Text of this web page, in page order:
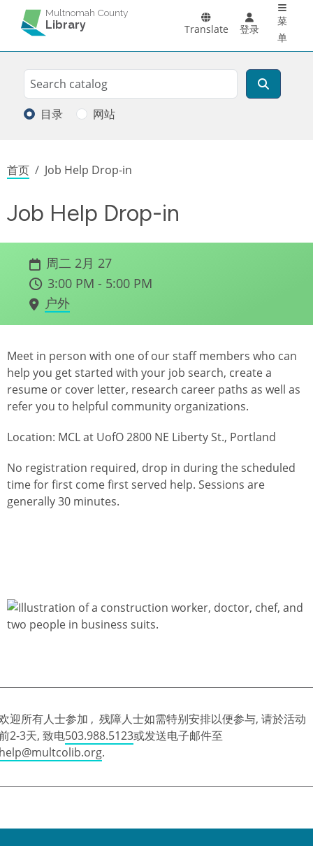
跳转到主要内容Multnomah County
Library Translate 登录
菜
单
Search
搜索
目录 网站
面包屑
首页 Job Help Drop-in
Job Help Drop-in
周二 2月 27
3:00 PM - 5:00 PM
户外
Meet in person with one of our staff members who can
help you get started with your job search, create a
resume or cover letter, research career paths as well as
refer you to helpful community organizations.
Location: MCL at UofO 2800 NE Liberty St., Portland
No registration required, drop in during the scheduled
time for first come first served help. Sessions are
generally 30 minutes.
迎所有人士参加 , 残障人士如需特别安排以便参与, 请於活动
2-3天, 致电503.988.5123或发送电子邮件至
.